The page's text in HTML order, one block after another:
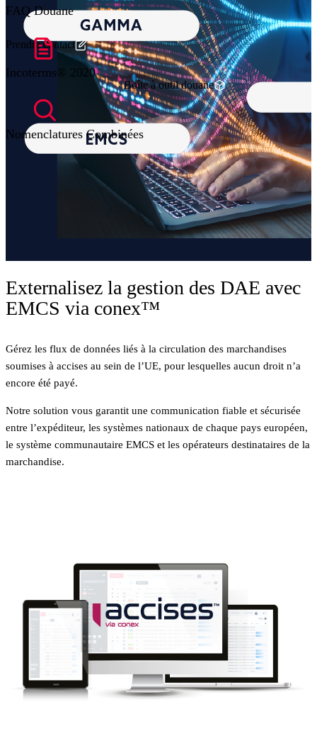
Prendre contact
Boîte à outil douane
Externalisez la gestion des DAE avec
EMCS via conex™
Gérez les flux de données liés à la circulation des marchandises
soumises à accises au sein de l’UE, pour lesquelles aucun droit n’a
encore été payé.
Notre solution vous garantit une communication fiable et sécurisée
entre l’expéditeur, les systèmes nationaux de chaque pays européen,
le système communautaire EMCS et les opérateurs destinataires de la
marchandise.
FAQ Douane
Incoterms® 2020
Nomenclatures Combinées